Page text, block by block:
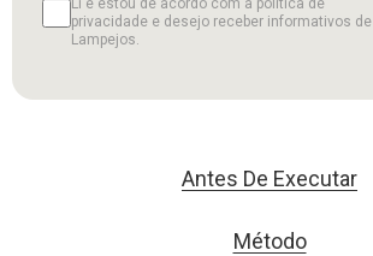
Li e estou de acordo com a política de
privacidade e desejo receber informativos de
Lampejos.
Antes De Executar
Método